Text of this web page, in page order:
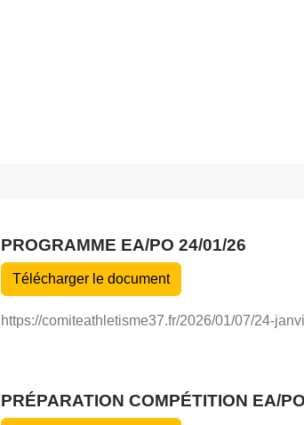
PROGRAMME EA/PO 24/01/26
Télécharger le document
https://comiteathletisme37.fr/2026/01/07/24-
PRÉPARATION COMPÉTITION EA/